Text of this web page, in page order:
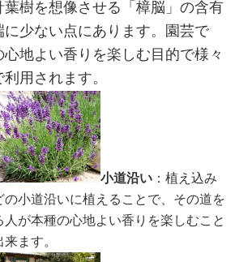
葉樹を想像させる「樟脳」の含有
に少ない点にあります。園芸で
心地よい香りを楽しむ目的で様々
用されます。
小道沿い ：植え込み
の小道沿いに植えることで、その道を
人が本種の心地よい香りを楽しむこと
来ます。